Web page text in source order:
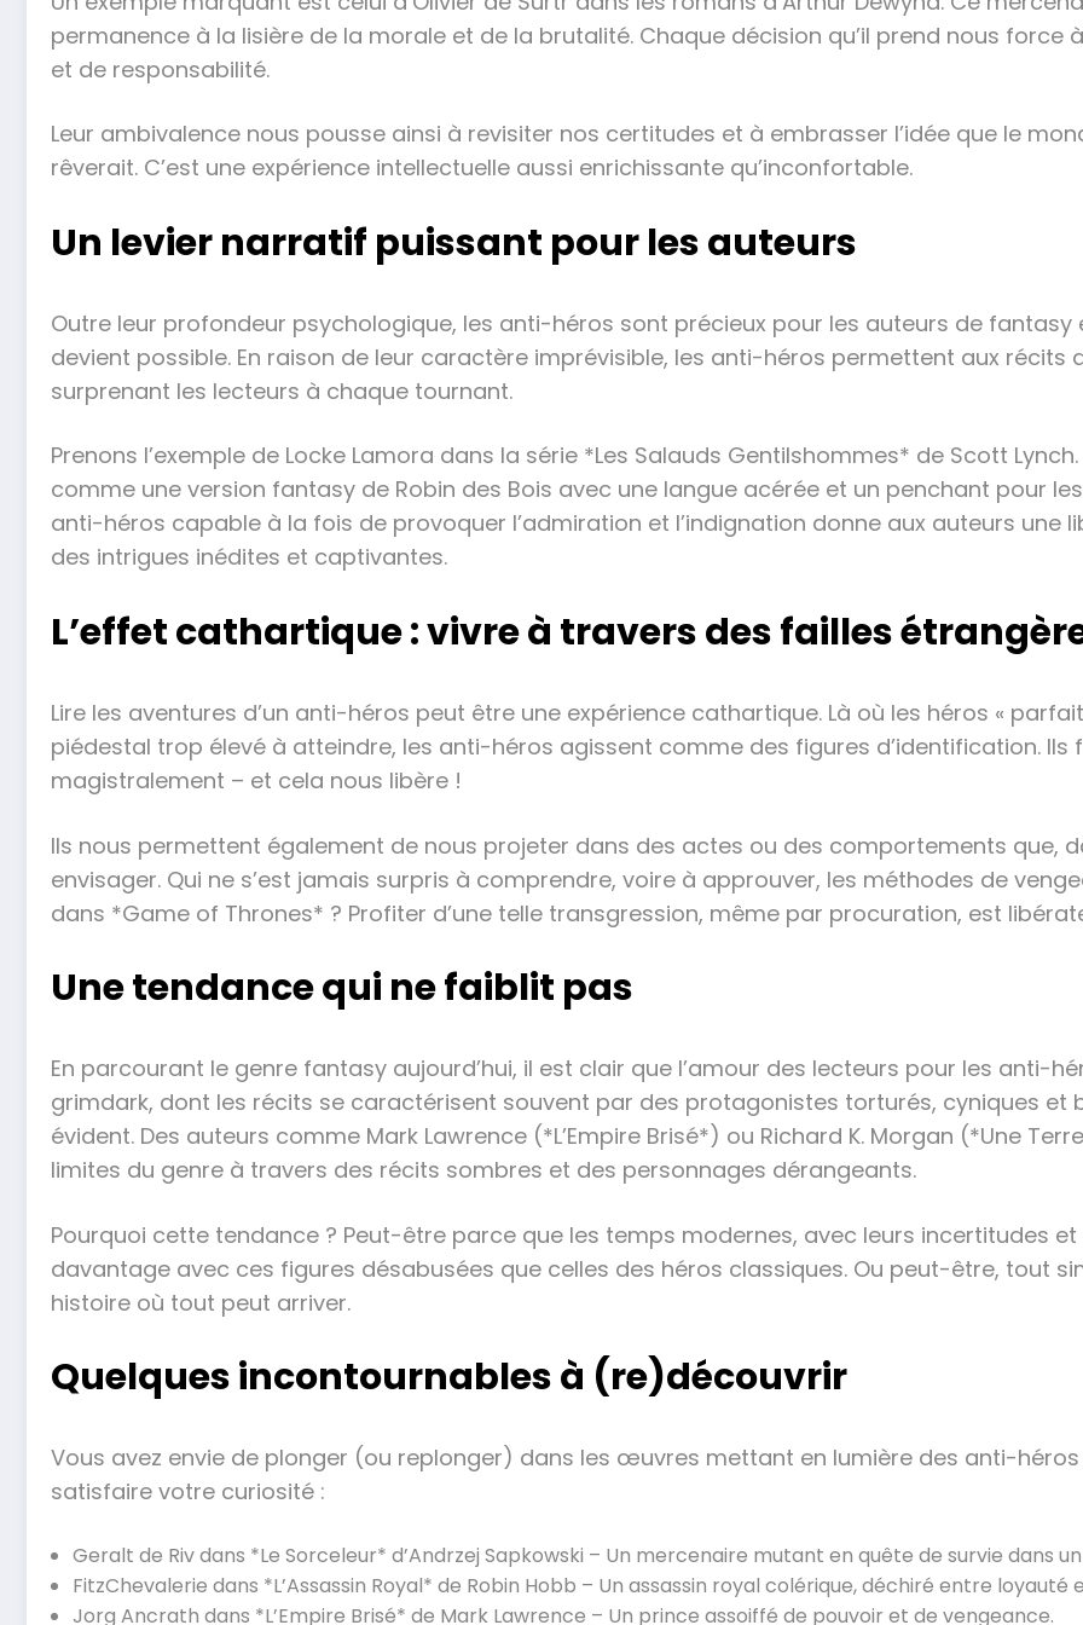
permanence à la lisière de la morale et de la brutalité. Chaque décision qu’il prend nous
et de responsabilité.
Leur ambivalence nous pousse ainsi à revisiter nos certitudes et à embrasser l’idée que le
rêverait. C’est une expérience intellectuelle aussi enrichissante qu’inconfortable.
Un levier narratif puissant pour les auteurs
Outre leur profondeur psychologique, les anti-héros sont précieux pour les auteurs de
devient possible. En raison de leur caractère imprévisible, les anti-héros permettent aux
surprenant les lecteurs à chaque tournant.
Prenons l’exemple de Locke Lamora dans la série *Les Salauds Gentilshommes* de Scott
comme une version fantasy de Robin des Bois avec une langue acérée et un penchant pour
anti-héros capable à la fois de provoquer l’admiration et l’indignation donne aux auteurs
des intrigues inédites et captivantes.
L’effet cathartique : vivre à travers des failles
Lire les aventures d’un anti-héros peut être une expérience cathartique. Là où les héros «
piédestal trop élevé à atteindre, les anti-héros agissent comme des figures d’identification.
magistralement – et cela nous libère !
Ils nous permettent également de nous projeter dans des actes ou des comportements que,
envisager. Qui ne s’est jamais surpris à comprendre, voire à approuver, les méthodes de
dans *Game of Thrones* ? Profiter d’une telle transgression, même par procuration, est
Une tendance qui ne faiblit pas
En parcourant le genre fantasy aujourd’hui, il est clair que l’amour des lecteurs pour les anti-
grimdark, dont les récits se caractérisent souvent par des protagonistes torturés, cyniques et
évident. Des auteurs comme Mark Lawrence (*L’Empire Brisé*) ou Richard K. Morgan (*Une
limites du genre à travers des récits sombres et des personnages dérangeants.
Pourquoi cette tendance ? Peut-être parce que les temps modernes, avec leurs incertitudes
davantage avec ces figures désabusées que celles des héros classiques. Ou peut-être, tout
histoire où tout peut arriver.
Quelques incontournables à (re)découvrir
Vous avez envie de plonger (ou replonger) dans les œuvres mettant en lumière des anti-
satisfaire votre curiosité :
Geralt de Riv dans *Le Sorceleur* d’Andrzej Sapkowski – Un mercenaire mutant en quête de survie dans
FitzChevalerie dans *L’Assassin Royal* de Robin Hobb – Un assassin royal colérique, déchiré entre loyauté
Jorg Ancrath dans *L’Empire Brisé* de Mark Lawrence – Un prince assoiffé de pouvoir et de vengeance.